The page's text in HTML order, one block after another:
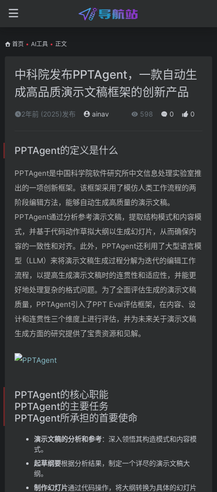
首页 • AI工具 • 正文
中科院发布PPTAgent，一款自动生
成高品质演示文稿框架的创新产品
2年前 (2025)发布 ainav 598 0 0
PPTAgent的定义是什么
PPTAgent是中国科学院软件研究所中文信息处理实验室推
出的一项创新框架。该框架采用了模仿人类工作流程的两
阶段编辑方法，能够自动生成高质量的演示文稿。
PPTAgent通过分析参考演示文稿，提取结构模式和内容模
式，并基于代码动作草拟大纲以生成幻灯片，从而确保内
容的一致性和对齐。此外，PPTAgent还利用了大型语言模
型（LLM）来将演示文稿生成过程分解为迭代的编辑工作
流程，以提高生成演示文稿时的连贯性和适应性，并能更
好地处理复杂的格式问题。为了全面评估生成的演示文稿
质量，PPTAgent引入了PPT Eval评估框架，在内容、设
计和连贯性三个维度上进行评估，并为未来关于演示文稿
生成方面的研究提供了宝贵资源和见解。
PPTAgent的核心职能
PPTAgent的主要任务
PPTAgent所承担的首要使命
演示文稿的分析和参考：深入领悟其构造模式和内容模
式。
起草纲要根据分析结果，制定一个详尽的演示文稿大
纲。
制作幻灯片通过代码操作，将大纲转换为具体的幻灯片